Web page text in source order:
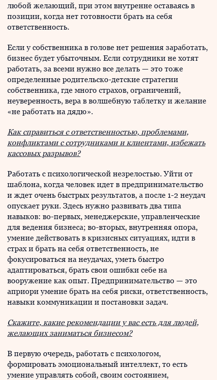
любой желающий, при этом внутренне оставаясь в
позиции, когда нет готовности брать на себя
ответственность.
Если у собственника в голове нет решения заработать,
бизнес будет убыточным. Если сотрудники не хотят
работать, за всеми нужно все делать — это тоже
определенные родительско-детские стратегии
собственника, где много страхов, ограничений,
неуверенность, вера в волшебную таблетку и желание
«не работать на дядю».
Как справиться с ответственностью, проблемами,
конфликтами с сотрудниками и клиентами, избежать
кассовых разрывов?
Работать с психологической незрелостью. Уйти от
шаблона, когда человек идет в предпринимательство
и ждет очень быстрых результатов, а после 1-2 неудач
опускает руки. Здесь нужно развивать два типа
навыков: во-первых, менеджерские, управленческие
для ведения бизнеса; во-вторых, внутренняя опора,
умение действовать в кризисных ситуациях, идти в
страх и брать на себя ответственность, не
фокусироваться на неудачах, уметь быстро
адаптироваться, брать свои ошибки себе на
вооружение как опыт. Предпринимательство — это
априори умение брать на себя риски, ответственность,
навыки коммуникации и постановки задач.
Скажите, какие рекомендации у вас есть для людей,
желающих заниматься бизнесом?
В первую очередь, работать с психологом,
формировать эмоциональный интеллект, то есть
умение управлять собой, своим состоянием,